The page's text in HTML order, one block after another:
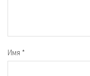
Имя *